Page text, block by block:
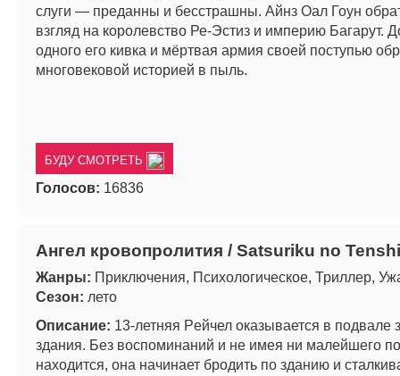
слуги — преданны и бесстрашны. Айнз Оал Гоун
взгляд на королевство Ре-Эстиз и империю Багарут.
одного его кивка и мёртвая армия своей поступью
многовековой историей в пыль.
БУДУ СМОТРЕТЬ
Голосов: 16836
Ангел кровопролития / Satsuriku no Tenshi
Жанры: Приключения, Психологическое, Триллер,
Сезон: лето
Описание: 13-летняя Рeйчел оказывается в подвале
здания. Без воспоминаний и не имея ни малейшего
находится, она начинает бродить по зданию и